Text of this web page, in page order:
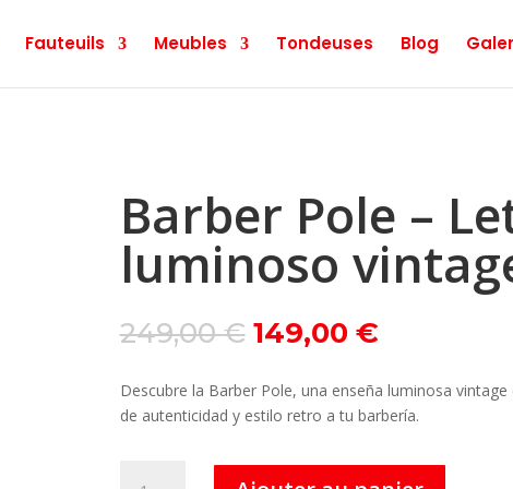
Fauteuils Meubles Tondeuses Blog
Barber Pole –
luminoso
249,00€ Le
prix
initial
était :
249,00 €.
149,00 €Le
actuel
est :
149,00 €.
Descubre la Barber Pole, una enseña luminosa
de autenticidad y estilo retro a tu barbería.